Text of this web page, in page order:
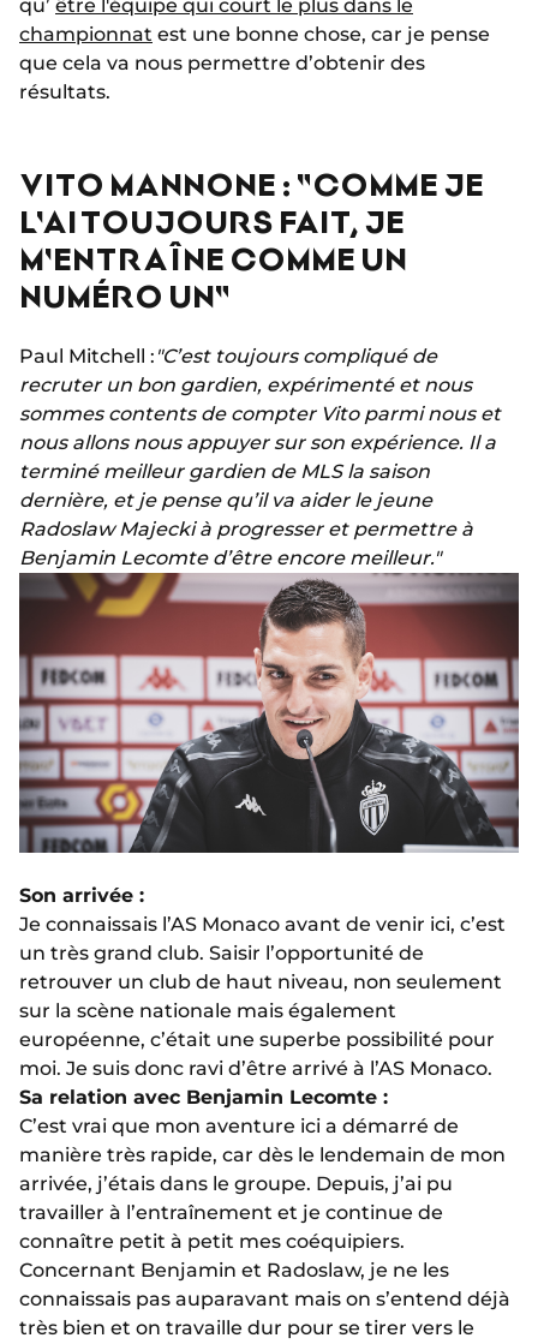
qu’ être l'équipe qui court le plus dans le
championnat est une bonne chose, car je pense
que cela va nous permettre d’obtenir des
résultats.
VITO MANNONE : "COMME JE
L'AI TOUJOURS FAIT, JE
M'ENTRAÎNE COMME UN
NUMÉRO UN"
Paul Mitchell : "C’est toujours compliqué de
recruter un bon gardien, expérimenté et nous
sommes contents de compter Vito parmi nous et
nous allons nous appuyer sur son expérience. Il a
terminé meilleur gardien de MLS la saison
dernière, et je pense qu’il va aider le jeune
Radoslaw Majecki à progresser et permettre à
Benjamin Lecomte d’être encore meilleur."
Son arrivée :
Je connaissais l’AS Monaco avant de venir ici, c’est
un très grand club. Saisir l’opportunité de
retrouver un club de haut niveau, non seulement
sur la scène nationale mais également
européenne, c’était une superbe possibilité pour
moi. Je suis donc ravi d’être arrivé à l’AS Monaco.
Sa relation avec Benjamin Lecomte :
C’est vrai que mon aventure ici a démarré de
manière très rapide, car dès le lendemain de mon
arrivée, j’étais dans le groupe. Depuis, j’ai pu
travailler à l’entraînement et je continue de
connaître petit à petit mes coéquipiers.
Concernant Benjamin et Radoslaw, je ne les
connaissais pas auparavant mais on s’entend déjà
très bien et on travaille dur pour se tirer vers le